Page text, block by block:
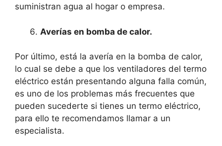
suministran agua al hogar o empresa.
Averías en bomba de calor.
Por último, está la avería en la bomba de calor,
lo cual se debe a que los ventiladores del termo
eléctrico están presentando alguna falla común,
es uno de los problemas más frecuentes que
pueden sucederte si tienes un termo eléctrico,
para ello te recomendamos llamar a un
especialista.